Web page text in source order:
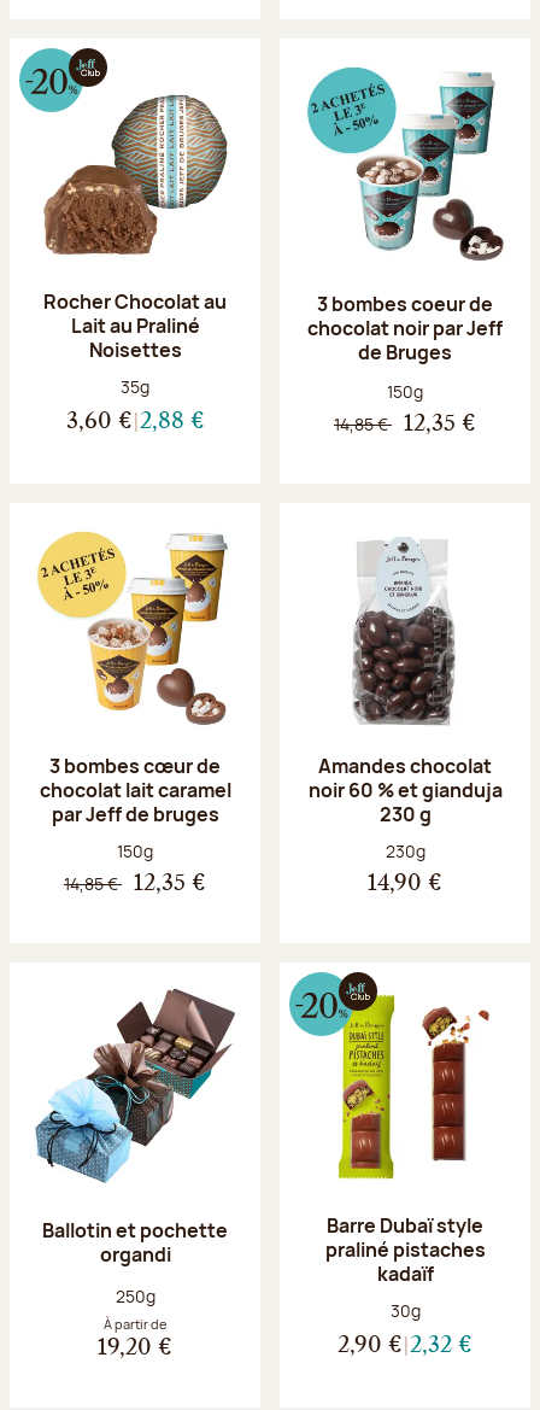
Rocher Chocolat au
Lait au Praliné
Noisettes
Poids net :
35g
3,60 € 2,88 €
3 bombes coeur de
chocolat noir par Jeff
de Bruges
Poids net :
150g
14,85 € 12,35 €
3 bombes cœur de
chocolat lait caramel
par Jeff de bruges
Poids net :
150g
14,85 € 12,35 €
Amandes chocolat
noir 60 % et gianduja
230 g
Poids net :
230g
14,90 €
Ballotin et pochette
organdi
Poids net :
250g
À partir de
19,20 €
Barre Dubaï style
praliné pistaches
kadaïf
Poids net :
30g
2,90 € 2,32 €